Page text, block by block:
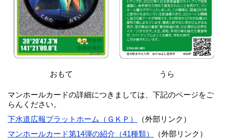
おもて うら
マンホールカードの詳細につきましては、下記のページをご
らんください。
下水道広報プラットホーム（ＧＫＰ）
（外部リンク）
マンホールカード第14弾の紹介（41種類）
（外部リンク）